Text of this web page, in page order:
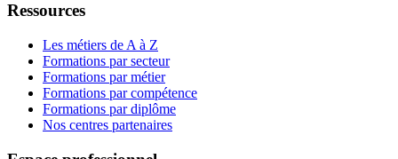
Ressources
Les métiers de A à Z
Formations par secteur
Formations par métier
Formations par compétence
Formations par diplôme
Nos centres partenaires